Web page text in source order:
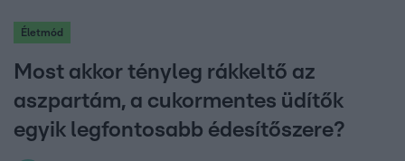
Életmód
Most akkor tényleg rákkeltő az
aszpartám, a cukormentes üdítők
egyik legfontosabb édesítőszere?